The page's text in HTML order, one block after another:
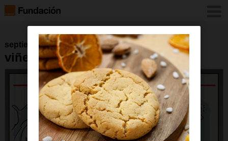
septiembre 2016
viñeta 25 de abril de 2016